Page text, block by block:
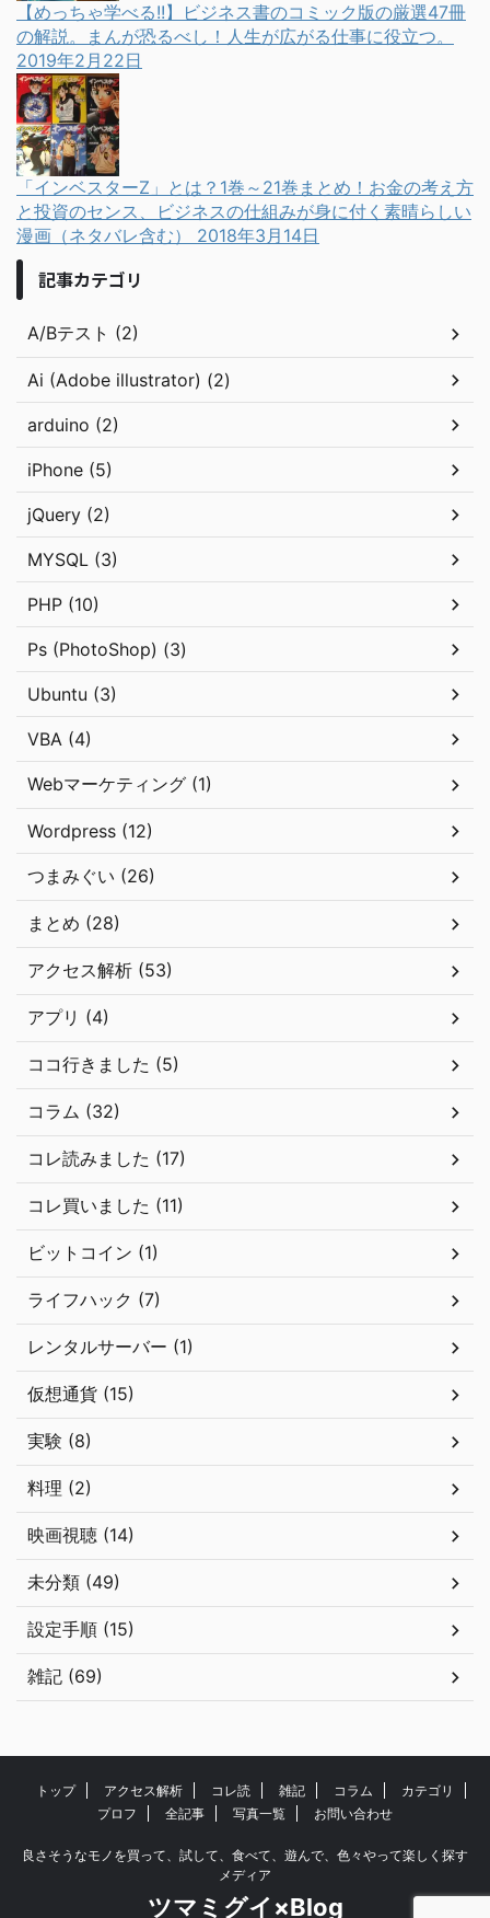
【めっちゃ学べる!!】ビジネス書のコミック版の厳選47冊
の解説。まんが恐るべし！人生が広がる仕事に役立つ。
2019年2月22日
「インベスターZ」とは？1巻～21巻まとめ！お金の考え方
と投資のセンス、ビジネスの仕組みが身に付く素晴らしい
漫画（ネタバレ含む） 2018年3月14日
記事カテゴリ
A/Bテスト (2)
Ai (Adobe illustrator) (2)
arduino (2)
iPhone (5)
jQuery (2)
MYSQL (3)
PHP (10)
Ps (PhotoShop) (3)
Ubuntu (3)
VBA (4)
Webマーケティング (1)
Wordpress (12)
つまみぐい (26)
まとめ (28)
アクセス解析 (53)
アプリ (4)
ココ行きました (5)
コラム (32)
コレ読みました (17)
コレ買いました (11)
ビットコイン (1)
ライフハック (7)
レンタルサーバー (1)
仮想通貨 (15)
実験 (8)
料理 (2)
映画視聴 (14)
未分類 (49)
設定手順 (15)
雑記 (69)
トップ アクセス解析 コレ読 雑記 コラム
カテゴリ
プロフ
全記事 写真一覧 お問い合わせ
良さそうなモノを買って、試して、食べて、遊んで、色々やって楽しく探す
メディア
ツマミグイ×Blog